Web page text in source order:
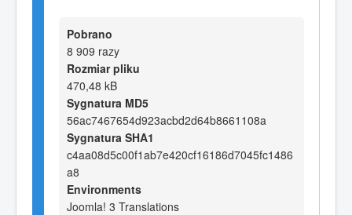
Pobrano
8 909 razy
Rozmiar pliku
470,48 kB
Sygnatura MD5
56ac7467654d923acbd2d64b8661108a
Sygnatura SHA1
c4aa08d5c00f1ab7e420cf16186d7045fc1486
a8
Environments
Joomla! 3 Translations